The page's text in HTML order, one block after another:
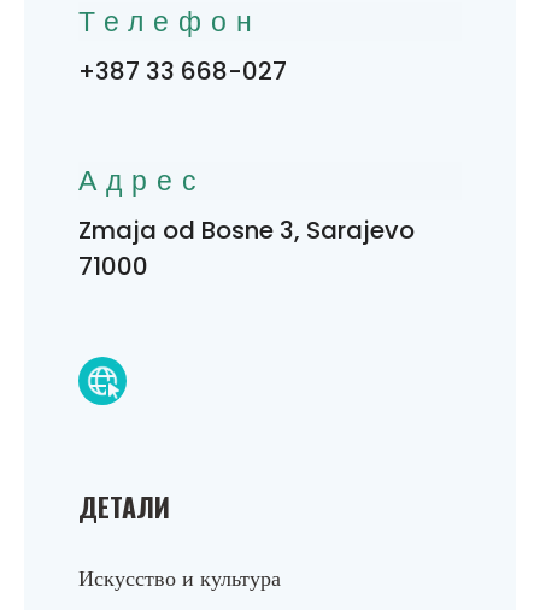
ДЕТАЛИ
Искусство и культура
Телефон
+387 33 668-027
Адрес
Zmaja od Bosne 3, Sarajevo
71000